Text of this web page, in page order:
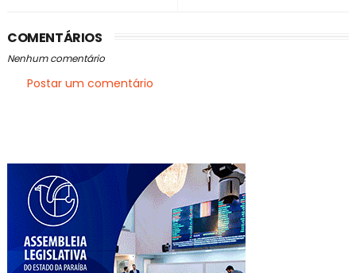
COMENTÁRIOS
Nenhum comentário
Postar um comentário